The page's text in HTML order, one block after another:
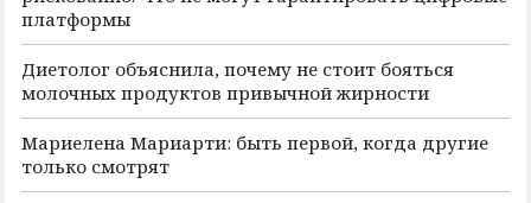
платформы
Диетолог объяснила, почему не стоит бояться
молочных продуктов привычной жирности
Мариелена Мариарти: быть первой, когда другие
только смотрят